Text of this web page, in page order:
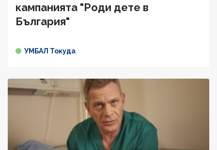
кампанията "Роди дете в
България"
УМБАЛ Токуда